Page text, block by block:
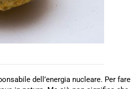
dell’energia nucleare. Per fare